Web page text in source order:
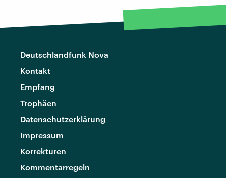
Deutschlandfunk Nova
Kontakt
Empfang
Trophäen
Datenschutzerklärung
Impressum
Korrekturen
Kommentarregeln